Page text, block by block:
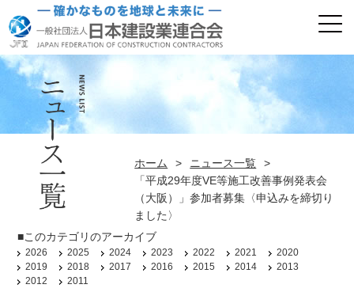
ホーム > ニュース一覧
>
「平成29年度VE等施工改善事例発表会
（大阪）」参加者募集〈申込みを締切り
ました〉
■このカテゴリのアーカイブ
2026 2025 2024 2023 2022 2021
2020
2019
2018 2017 2016 2015 2014
2013
2012
2011